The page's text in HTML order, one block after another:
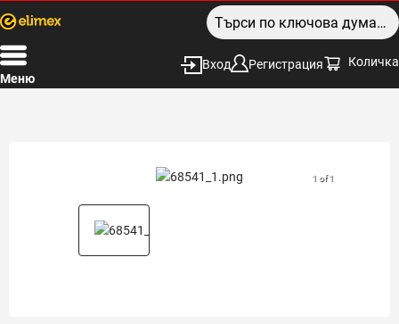
Меню
Вход Регистрация Количка
1 of 1